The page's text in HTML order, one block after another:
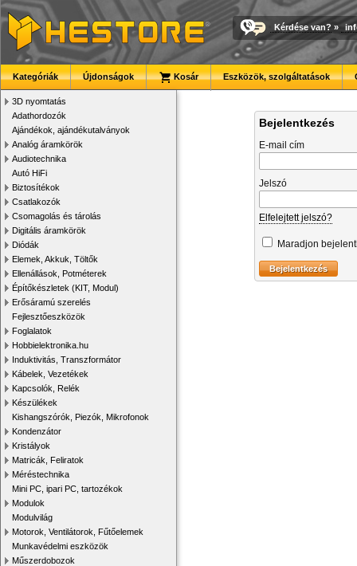
Kérdése van? »
Kategóriák Újdonságok Kosár Eszközök, szolgáltatások
3D nyomtatás
Adathordozók
Ajándékok, ajándékutalványok
Analóg áramkörök
Audiotechnika
Autó HiFi
Biztosítékok
Csatlakozók
Csomagolás és tárolás
Digitális áramkörök
Diódák
Elemek, Akkuk, Töltők
Ellenállások, Potméterek
Építőkészletek (KIT, Modul)
Erősáramú szerelés
Fejlesztőeszközök
Foglalatok
Hobbielektronika.hu
Induktivitás, Transzformátor
Kábelek, Vezetékek
Kapcsolók, Relék
Készülékek
Kishangszórók, Piezók, Mikrofonok
Kondenzátor
Kristályok
Matricák, Feliratok
Méréstechnika
Mini PC, ipari PC, tartozékok
Modulok
Modulvilág
Motorok, Ventilátorok, Fűtőelemek
Munkavédelmi eszközök
Műszerdobozok
Bejelentkezés
E-mail cím
Jelszó
Elfelejtett jelszó?
Maradjon